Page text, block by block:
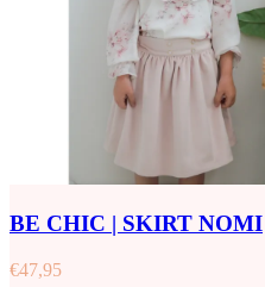
BE CHIC | SKIRT NOMI
€47,95